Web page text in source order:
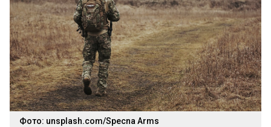
Фото: unsplash.com/Specna Arms